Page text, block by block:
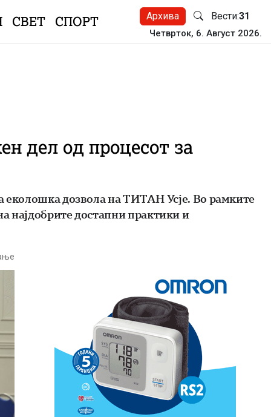
СВЕТ СПОРТ Архива Вести:31
Четврток, 6. Август 2026.
дел од процесот за
еколошка дозвола на ТИТАН Усје. Во рамките
најдобрите достапни практики и